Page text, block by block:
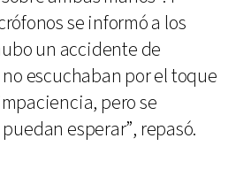
se informó a los
un accidente de
escuchaban por el toque
pero se
esperar”, repasó.